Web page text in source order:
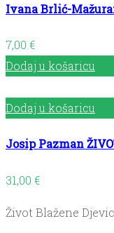
Ivana Brlić-
7,00 €
Dodaj u košaricu
Dodaj u košaricu
Josip Pazman
31,00 €
Život Blažene